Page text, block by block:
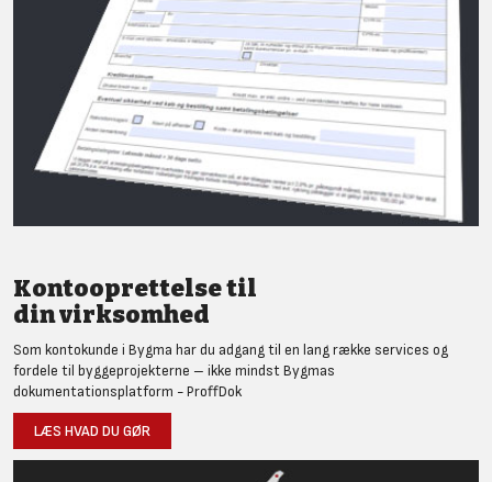
Kontooprettelse til
din virksomhed
Som kontokunde i Bygma har du adgang til en lang række services og
fordele til byggeprojekterne – ikke mindst Bygmas
dokumentationsplatform - ProffDok
LÆS HVAD DU GØR